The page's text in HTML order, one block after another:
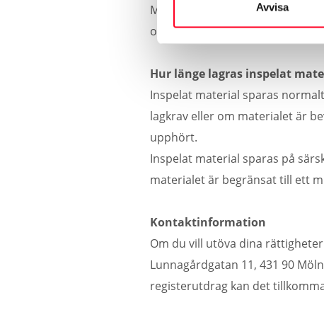
Avvisa
Materialet från
obehörig åtkomst eller
Hur länge lagras inspelat
Inspelat material sparas
lagkrav eller om materialet är
upphört.
Inspelat material sparas på
materialet är begränsat till ett
Kontaktinformation
Om du vill utöva dina
Lunnagårdgatan 11, 431 90
registerutdrag kan det